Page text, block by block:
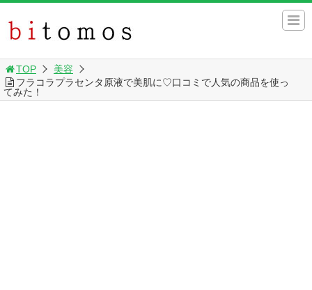
TOP
美容
フラコラプラセンタ原液で美肌に♡口コミで人気の商品を使っ
てみた！